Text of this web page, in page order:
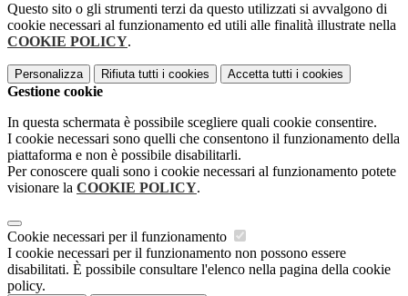
Questo sito o gli strumenti terzi da questo utilizzati si avvalgono di
cookie necessari al funzionamento ed utili alle finalità illustrate nella
COOKIE POLICY.
Personalizza Rifiuta tutti i cookies Accetta tutti i cookies
Gestione cookie
In questa schermata è possibile scegliere quali cookie consentire.
I cookie necessari sono quelli che consentono il funzionamento della
piattaforma e non è possibile disabilitarli.
Per conoscere quali sono i cookie necessari al funzionamento potete
visionare la COOKIE POLICY.
Cookie necessari per il funzionamento
I cookie necessari per il funzionamento non possono essere
disabilitati. È possibile consultare l'elenco nella pagina della cookie
policy.